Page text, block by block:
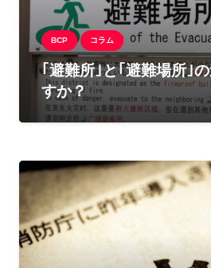
BCP コラム
｢避難所｣と｢避難場所｣
すか？